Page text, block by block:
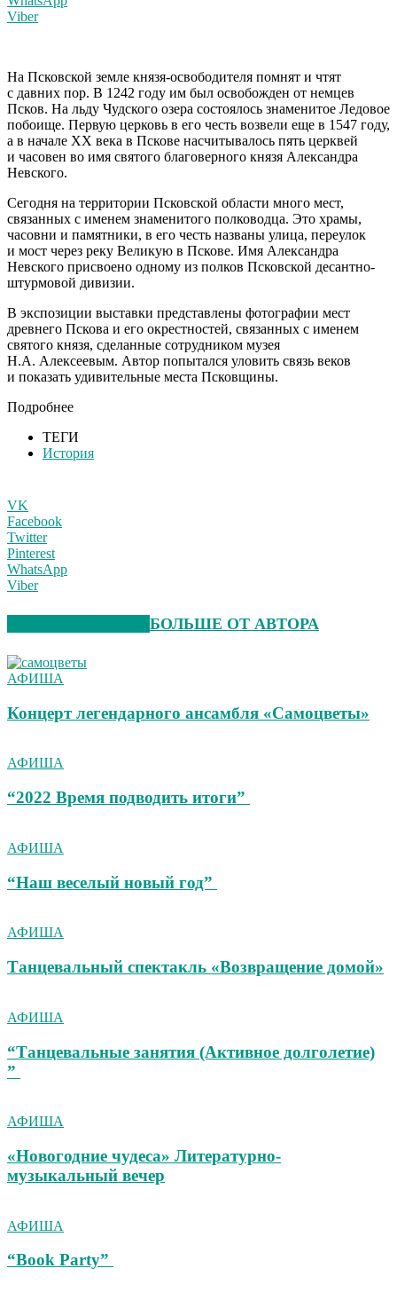
Viber
На Псковской земле князя-освободителя помнят и чтят
с давних пор. В 1242 году им был освобожден от немцев
Псков. На льду Чудского озера состоялось знаменитое Ледовое
побоище. Первую церковь в его честь возвели еще в 1547 году,
а в начале ХХ века в Пскове насчитывалось пять церквей
и часовен во имя святого благоверного князя Александра
Невского.
Сегодня на территории Псковской области много мест,
связанных с именем знаменитого полководца. Это храмы,
часовни и памятники, в его честь названы улица, переулок
и мост через реку Великую в Пскове. Имя Александра
Невского присвоено одному из полков Псковской десантно-
штурмовой дивизии.
В экспозиции выставки представлены фотографии мест
древнего Пскова и его окрестностей, связанных с именем
святого князя, сделанные сотрудником музея
Н.А. Алексеевым. Автор попытался уловить связь веков
и показать удивительные места Псковщины.
Подробнее
ТЕГИ
История
VK
Facebook
Twitter
Pinterest
WhatsApp
Viber
БОЛЬШЕ ОТ АВТОРА
АФИША
Концерт легендарного ансамбля «Самоцветы»
АФИША
“2022 Время подводить итоги”
АФИША
“Наш веселый новый год”
АФИША
Танцевальный спектакль «Возвращение домой»
АФИША
“Танцевальные занятия (Активное долголетие)
”
АФИША
«Новогодние чудеса» Литературно-
музыкальный вечер
АФИША
“Book Party”